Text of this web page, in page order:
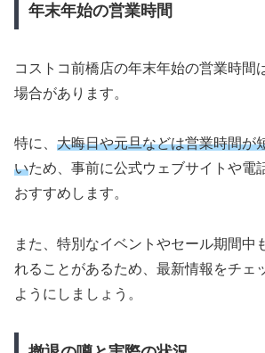
年末年始の営業時間
コストコ前橋店の年末年始の営業時間
場合があります。
特に、 大晦日や元旦などは営業時間が
いため、事前に公式ウェブサイトや電
おすすめします。
また、特別なイベントやセール期間中
れることがあるため、最新情報をチェ
ようにしましょう。